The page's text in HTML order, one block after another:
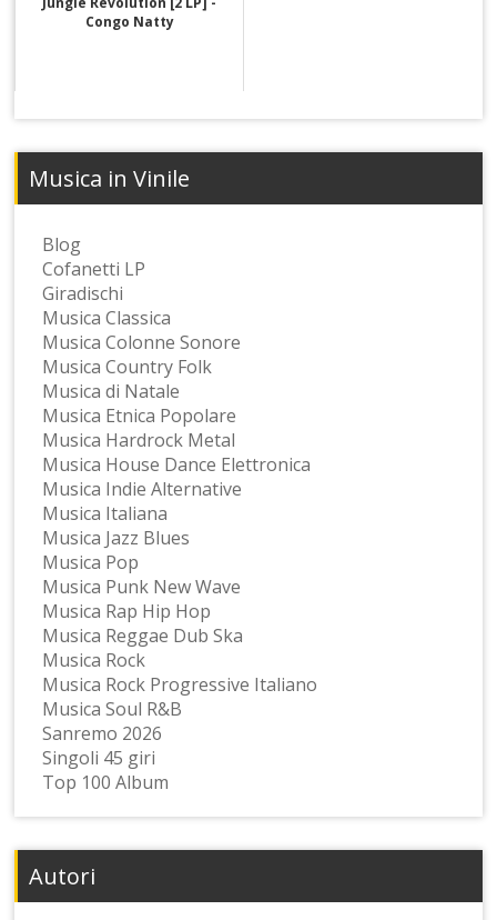
Congo Natty
Musica in Vinile
Blog
Cofanetti LP
Giradischi
Musica Classica
Musica Colonne Sonore
Musica Country Folk
Musica di Natale
Musica Etnica Popolare
Musica Hardrock Metal
Musica House Dance Elettronica
Musica Indie Alternative
Musica Italiana
Musica Jazz Blues
Musica Pop
Musica Punk New Wave
Musica Rap Hip Hop
Musica Reggae Dub Ska
Musica Rock
Musica Rock Progressive Italiano
Musica Soul R&B
Sanremo 2026
Singoli 45 giri
Top 100 Album
Autori